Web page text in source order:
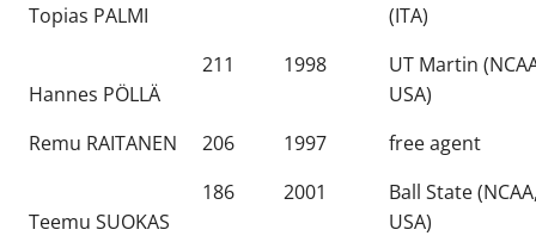
Topias PALMI
(ITA)
Hannes PÖLLÄ
211 1998
UT Martin
USA)
Remu RAITANEN
206 1997 free agent
Teemu SUOKAS
186 2001
Ball State
USA)